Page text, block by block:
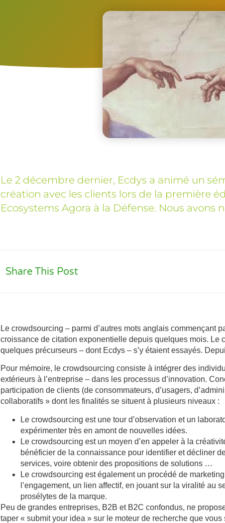
Le 2 décembre dernier, Ecdys a animé un
création avec les clients lors de la première
Ecosystems Agora à la Défense. Nous avons
Share This Post
Le crowdsourcing – parmi d’autres mots anglais commençant
croissance de citation exponentielle depuis quelques mois. Le
quelques précurseurs – dont Ecdys – s’y étaient essayés.
Pour mémoire, le crowdsourcing consiste à intégrer des
extérieurs à l’entreprise – dans les processus d’innovation.
participation de clients (de consommateurs, d’usagers,
collaboratifs » dont les finalités se situent à plusieurs niveaux :
Le crowdsourcing est une tour d’observation et un
expérimenter très en amont de nouvelles idées.
Le crowdsourcing est un moyen d’en appeler à la
bénéficier de la connaissance pour identifier et décliner
services, voire obtenir des propositions de solutions …
Le crowdsourcing est également un procédé de
l’engagement, un lien affectif, en jouant sur la viralité au
prosélytes de la marque.
Peu de grandes entreprises, B2B et B2C confondus, ne
taper « submit your idea » sur le moteur de recherche que